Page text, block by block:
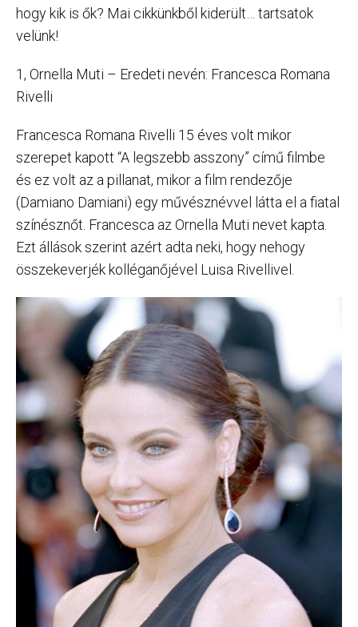
hogy kik is ők? Mai cikkünkből kiderült… tartsatok
velünk!
1, Ornella Muti – Eredeti nevén: Francesca Romana
Rivelli
Francesca Romana Rivelli 15 éves volt mikor
szerepet kapott “A legszebb asszony” című filmbe
és ez volt az a pillanat, mikor a film rendezője
(Damiano Damiani) egy művésznévvel látta el a fiatal
színésznőt. Francesca az Ornella Muti nevet kapta.
Ezt állások szerint azért adta neki, hogy nehogy
összekeverjék kolléganőjével Luisa Rivellivel.